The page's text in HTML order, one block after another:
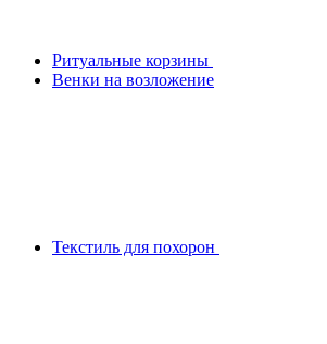
Ритуальные корзины
Венки на возложение
Текстиль для похорон